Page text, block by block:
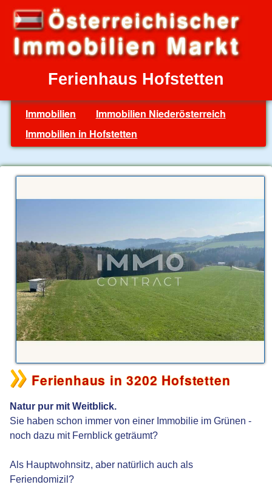
Ferienhaus Hofstetten
Immobilien
Immobilien Niederösterreich
Immobilien in Hofstetten
Ferienhaus in 3202 Hofstetten
Natur pur mit Weitblick.
Sie haben schon immer von einer Immobilie im Grünen -
noch dazu mit Fernblick geträumt?
Als Hauptwohnsitz, aber natürlich auch als
Feriendomizil?